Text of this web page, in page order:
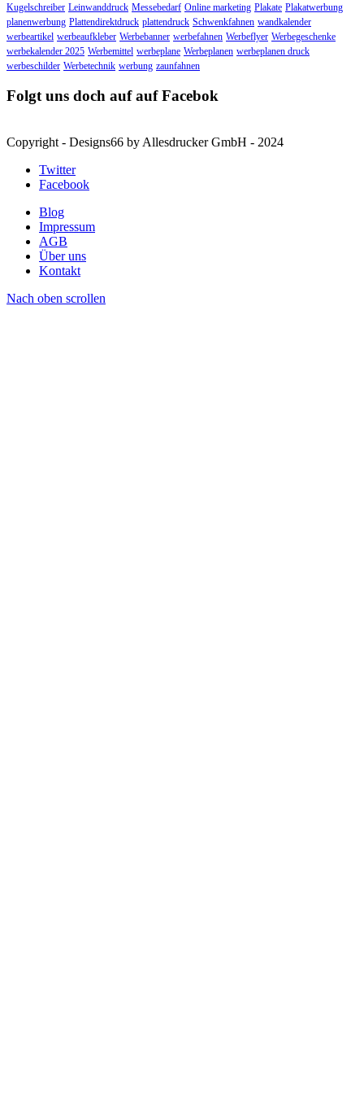
Kugelschreiber Leinwanddruck Messebedarf Online marketing Plakate Plakatwerbung
planenwerbung Plattendirektdruck plattendruck Schwenkfahnen wandkalender
werbeartikel werbeaufkleber Werbebanner werbefahnen Werbeflyer Werbegeschenke
werbekalender 2025 Werbemittel werbeplane Werbeplanen werbeplanen druck
werbeschilder Werbetechnik werbung zaunfahnen
Folgt uns doch auf auf Facebok
Copyright - Designs66 by Allesdrucker GmbH - 2024
Twitter
Facebook
Blog
Impressum
AGB
Über uns
Kontakt
Nach oben scrollen